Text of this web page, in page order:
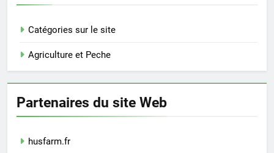
Catégories sur le site
Agriculture et Peche
Partenaires du site Web
husfarm.fr